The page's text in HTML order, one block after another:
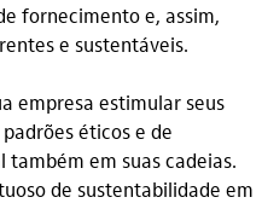
fornecimento e, assim,
e sustentáveis.
empresa estimular seus
éticos e de
em suas cadeias.
de sustentabilidade em